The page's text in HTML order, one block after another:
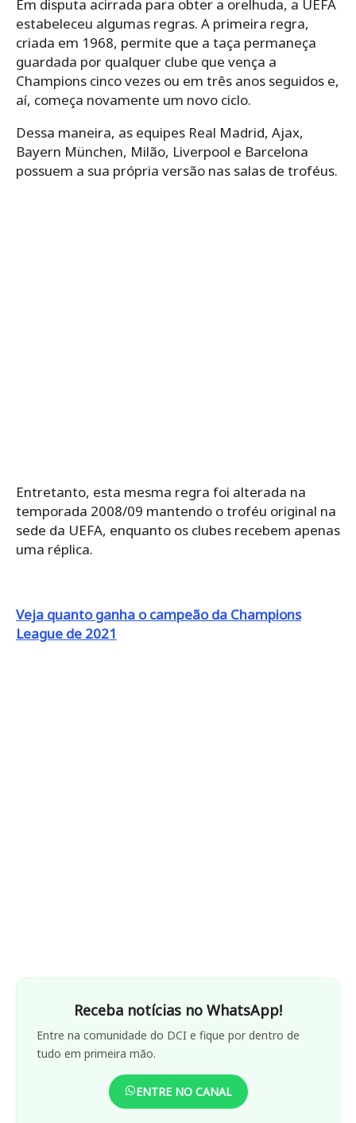
Em disputa acirrada para obter a orelhuda, a UEFA
estabeleceu algumas regras. A primeira regra,
criada em 1968, permite que a taça permaneça
guardada por qualquer clube que vença a
Champions cinco vezes ou em três anos seguidos e,
aí, começa novamente um novo ciclo.
Dessa maneira, as equipes Real Madrid, Ajax,
Bayern München, Milão, Liverpool e Barcelona
possuem a sua própria versão nas salas de troféus.
Entretanto, esta mesma regra foi alterada na
temporada 2008/09 mantendo o troféu original na
sede da UEFA, enquanto os clubes recebem apenas
uma réplica.
Veja quanto ganha o campeão da Champions
League de 2021
Receba notícias no WhatsApp!
Entre na comunidade do DCI e fique por dentro de
tudo em primeira mão.
ENTRE NO CANAL